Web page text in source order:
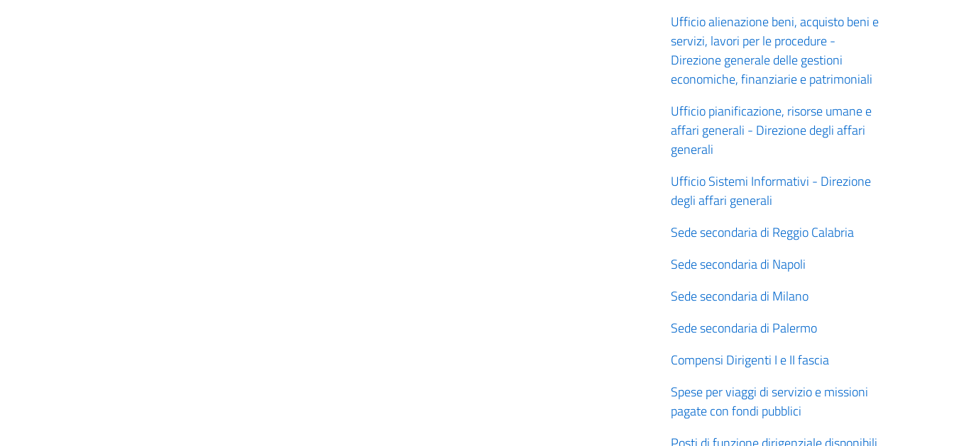
Ufficio alienazione beni, acquisto beni e
servizi, lavori per le procedure -
Direzione generale delle gestioni
economiche, finanziarie e patrimoniali
Ufficio pianificazione, risorse umane e
affari generali - Direzione degli affari
generali
Ufficio Sistemi Informativi - Direzione
degli affari generali
Sede secondaria di Reggio Calabria
Sede secondaria di Napoli
Sede secondaria di Milano
Sede secondaria di Palermo
Compensi Dirigenti I e II fascia
Spese per viaggi di servizio e missioni
pagate con fondi pubblici